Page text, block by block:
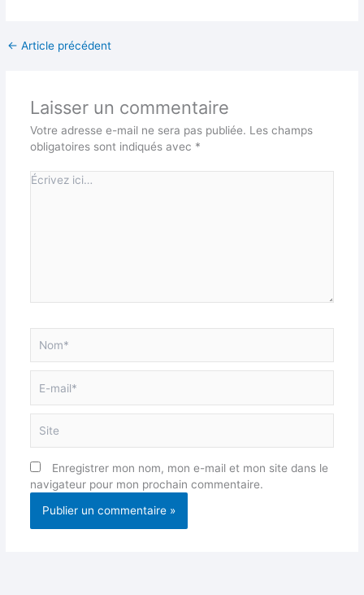
← Article précédent
Laisser un commentaire
Votre adresse e-mail ne sera pas publiée. Les champs
obligatoires sont indiqués avec *
Écrivez
mail*
Enregistrer mon nom, mon e-mail et mon site dans le
navigateur pour mon prochain commentaire.